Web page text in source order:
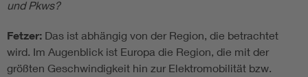
und Pkws?
Fetzer: Das ist abhängig von der Region, die betrachtet
wird. Im Augenblick ist Europa die Region, die mit der
größten Geschwindigkeit hin zur Elektromobilität bzw.